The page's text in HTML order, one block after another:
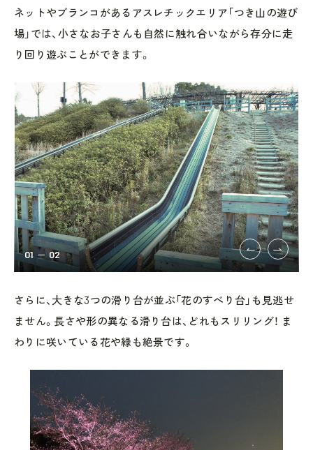
ネットやブランコがあるアスレチックエリア「つき山の遊び
場」では、小さなお子さんも自然に触れ合いながら存分に走
り回り遊ぶことができます。
01 02
さらに、大きな3つの滑り台が並ぶ「花のすべり台」も見逃せ
ません。長さや形の異なる滑り台は、どれもスリリング！ ま
わりに咲いている花や緑も絶景です。